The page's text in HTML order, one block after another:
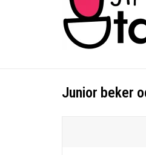
Junior beker